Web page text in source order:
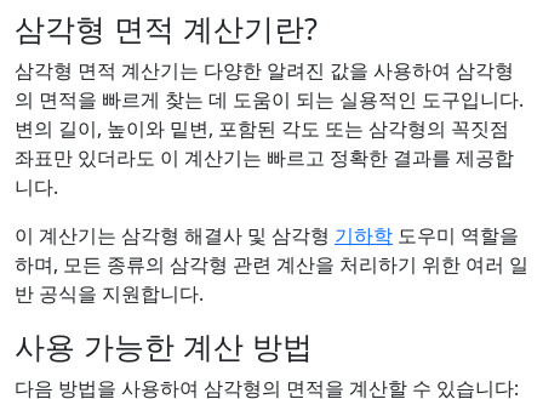
삼각형 면적 계산기란?
삼각형 면적 계산기는 다양한 알려진 값을 사용하여 삼각형
의 면적을 빠르게 찾는 데 도움이 되는 실용적인 도구입니다.
변의 길이, 높이와 밑변, 포함된 각도 또는 삼각형의 꼭짓점
좌표만 있더라도 이 계산기는 빠르고 정확한 결과를 제공합
니다.
이 계산기는 삼각형 해결사 및 삼각형 기하학 도우미 역할을
하며, 모든 종류의 삼각형 관련 계산을 처리하기 위한 여러 일
반 공식을 지원합니다.
사용 가능한 계산 방법
다음 방법을 사용하여 삼각형의 면적을 계산할 수 있습니다: